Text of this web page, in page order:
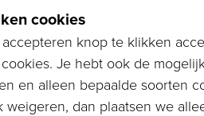
Bel
cookies
knop te klikken
Je hebt ook de
en alleen bepaalde soorten
weigeren, dan plaatsen we